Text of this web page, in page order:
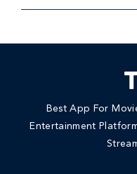
Best App For
Entertainment